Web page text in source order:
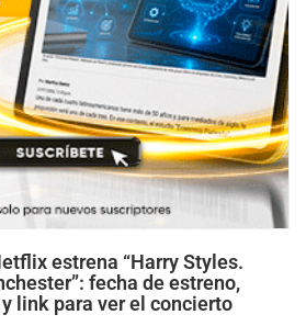
estrena “Harry Styles.
fecha de estreno,
link para ver el concierto